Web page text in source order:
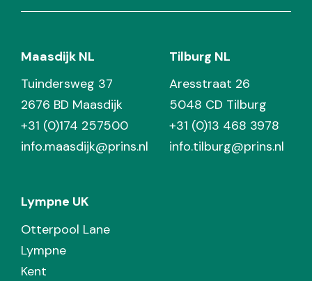
Maasdijk NL
Tuindersweg 37
2676 BD Maasdijk
+31 (0)174 257500
info.maasdijk@prins.nl
Tilburg NL
Aresstraat 26
5048 CD Tilburg
+31 (0)13 468 3978
info.tilburg@prins.nl
Lympne UK
Otterpool Lane
Lympne
Kent